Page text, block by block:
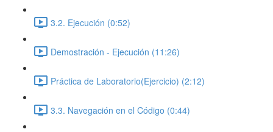
3.2. Ejecución (0:52)
Demostración - Ejecución (11:26)
Práctica de Laboratorio(Ejercicio) (2:12)
3.3. Navegación en el Código (0:44)